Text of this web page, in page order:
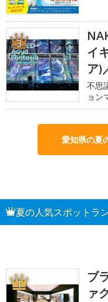
3
イ
ア)
不思
ョン
愛知県の夏
夏の人気スポットラ
1
ブ
ァ